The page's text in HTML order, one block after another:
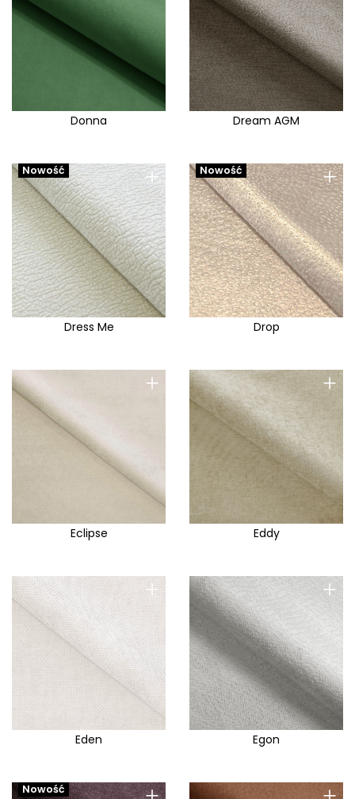
Donna Dream AGM
+
Nowość
Dress Me
+
Nowość
Drop
+
Eclipse
+
Eddy
+
Eden
+
Egon
Nowość